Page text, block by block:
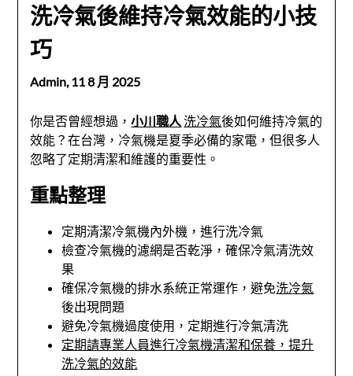
洗冷氣後維持冷氣效能的小技
巧
Admin,11 8 月 2025
你是否曾經想過，小川職人 洗冷氣後如何維持冷氣的
效能？在台灣，冷氣機是夏季必備的家電，但很多人
忽略了定期清潔和維護的重要性。
重點整理
定期清潔冷氣機內外機，進行洗冷氣
檢查冷氣機的濾網是否乾淨，確保冷氣清洗效
果
確保冷氣機的排水系統正常運作，避免洗冷氣
後出現問題
避免冷氣機過度使用，定期進行冷氣清洗
定期請專業人員進行冷氣機清潔和保養，提升
洗冷氣的效能